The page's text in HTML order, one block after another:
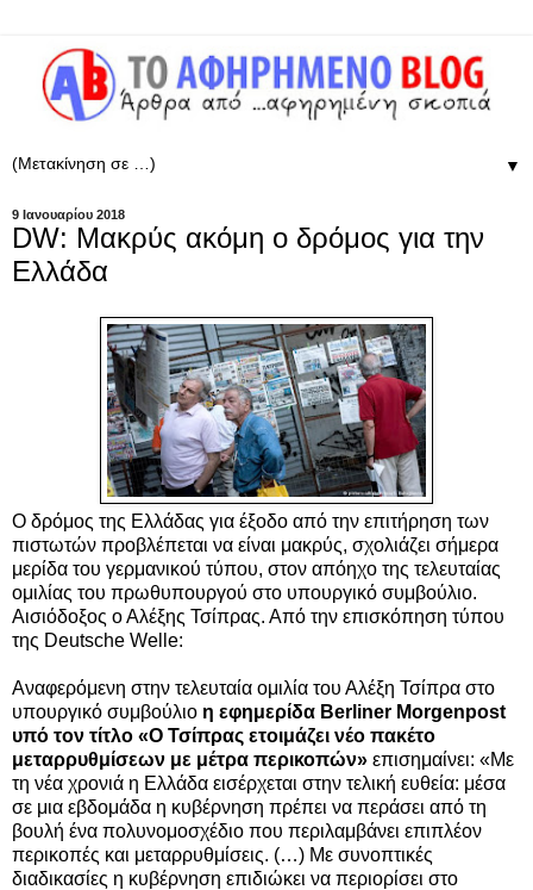
▼
9 Ιανουαρίου 2018
DW: Μακρύς ακόμη ο δρόμος για την
Ελλάδα
Ο δρόμος της Ελλάδας για έξοδο από την επιτήρηση των
πιστωτών προβλέπεται να είναι μακρύς, σχολιάζει σήμερα
μερίδα του γερμανικού τύπου, στον απόηχο της τελευταίας
ομιλίας του πρωθυπουργού στο υπουργικό συμβούλιο.
Αισιόδοξος ο Αλέξης Τσίπρας. Από την επισκόπηση τύπου
της Deutsche Welle:
Αναφερόμενη στην τελευταία ομιλία του Αλέξη Τσίπρα στο
υπουργικό συμβούλιο η εφημερίδα Berliner Morgenpost
υπό τον τίτλο «Ο Τσίπρας ετοιμάζει νέο πακέτο
μεταρρυθμίσεων με μέτρα περικοπών» επισημαίνει: «Με
τη νέα χρονιά η Ελλάδα εισέρχεται στην τελική ευθεία: μέσα
σε μια εβδομάδα η κυβέρνηση πρέπει να περάσει από τη
βουλή ένα πολυνομοσχέδιο που περιλαμβάνει επιπλέον
περικοπές και μεταρρυθμίσεις. (…) Με συνοπτικές
διαδικασίες η κυβέρνηση επιδιώκει να περιορίσει στο